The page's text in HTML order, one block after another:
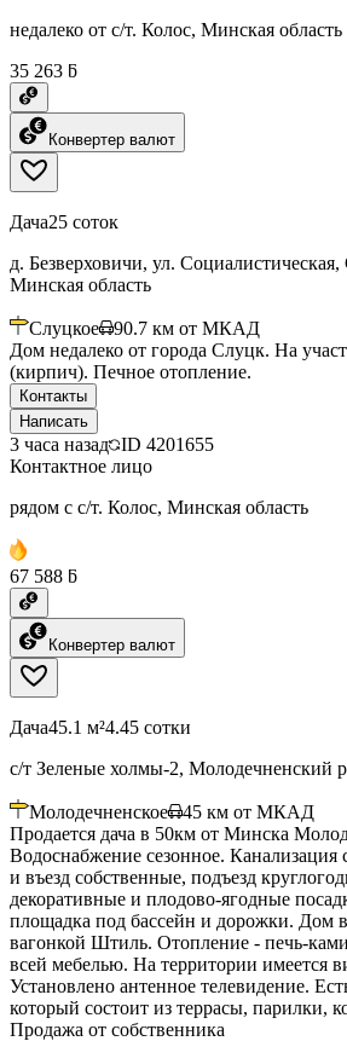
недалеко от с/т. Колос, Минская область
35 263 ƃ
Конвертер валют
Дача25 соток
д. Безверховичи, ул.
Минская область
Слуцкое 90.7 км от МКАД
Дом недалеко от города Слуцк. На
(кирпич). Печное отопление.
Контакты
Написать
3 часа назад ID 4201655
Контактное лицо
рядом с с/т. Колос, Минская область
67 588 ƃ
Конвертер валют
Дача45.1 м²4.45 сотки
с/т Зеленые холмы-2, Молодечненский
Молодечненское 45 км от МКАД
Продается дача в 50км от Минска
Водоснабжение сезонное. Канализация
и въезд собственные, подъезд
декоративные и плодово-ягодные
площадка под бассейн и дорожки. Дом
вагонкой Штиль. Отопление - печь-
всей мебелью. На территории имеется
Установлено антенное телевидение.
который состоит из террасы, парилки,
Продажа от собственника